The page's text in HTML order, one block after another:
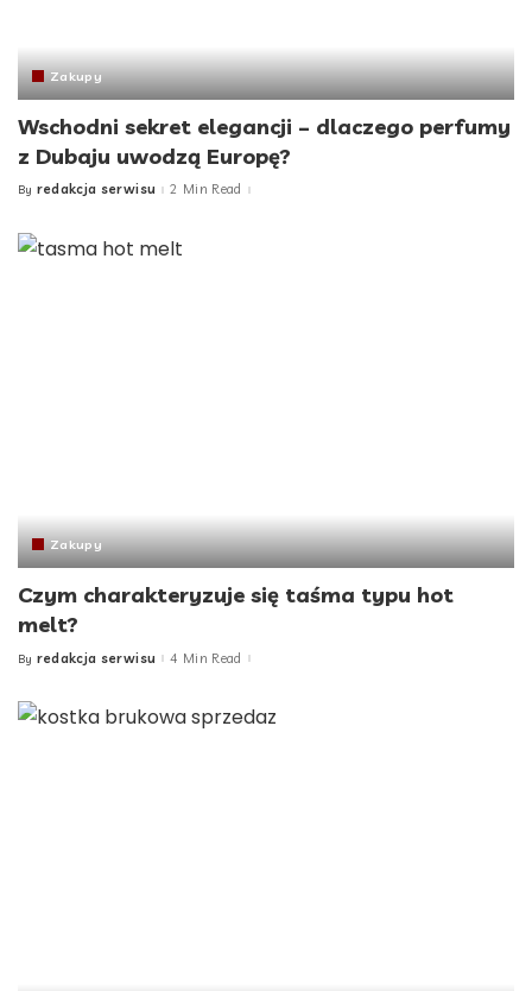
Zakupy
Wschodni sekret elegancji – dlaczego perfumy
z Dubaju uwodzą Europę?
Posted
By redakcja serwisu 2 Min Read
Zakupy
Czym charakteryzuje się taśma typu hot
melt?
Posted
By redakcja serwisu 4 Min Read